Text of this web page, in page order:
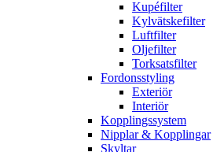
Kupéfilter
Kylvätskefilter
Luftfilter
Oljefilter
Torksatsfilter
Fordonsstyling
Exteriör
Interiör
Kopplingssystem
Nipplar & Kopplingar
Skyltar